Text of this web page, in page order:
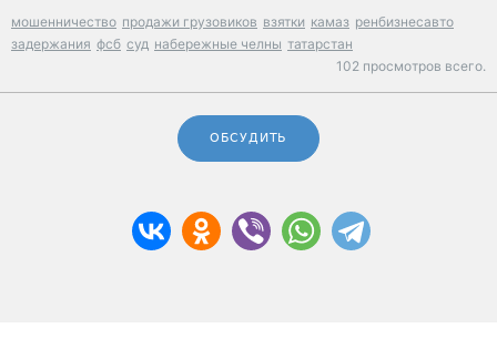
мошенничество продажи грузовиков взятки камаз ренбизнесавто
задержания фсб суд набережные челны татарстан
102 просмотров всего.
ОБСУДИТЬ